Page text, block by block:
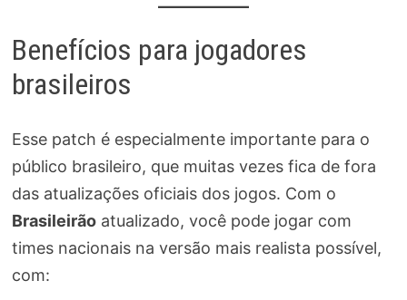
Benefícios para jogadores
brasileiros
Esse patch é especialmente importante para o
público brasileiro, que muitas vezes fica de fora
das atualizações oficiais dos jogos. Com o
Brasileirãoatualizado, você pode jogar com
times nacionais na versão mais realista possível,
com: